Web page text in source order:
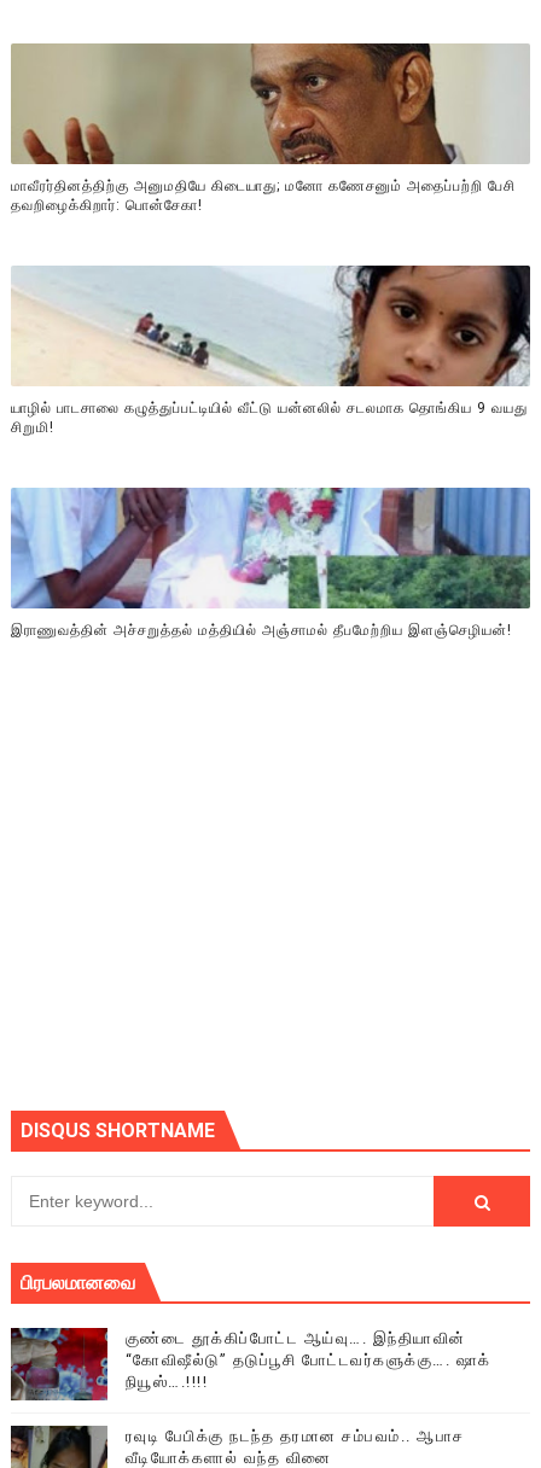
மாவீரர்தினத்திற்கு அனுமதியே கிடையாது; மனோ கணேசனும் அதைப்பற்றி பேசி
தவறிழைக்கிறார்: பொன்சேகா!
யாழில் பாடசாலை கழுத்துப்பட்டியில் வீட்டு யன்னலில் சடலமாக தொங்கிய 9 வயது
சிறுமி!
இராணுவத்தின் அச்சறுத்தல் மத்தியில் அஞ்சாமல் தீபமேற்றிய இளஞ்செழியன்!
DISQUS SHORTNAME
பிரபலமானவை
குண்டை தூக்கிப்போட்ட ஆய்வு…. இந்தியாவின்
“கோவிஷீல்டு” தடுப்பூசி போட்டவர்களுக்கு…. ஷாக்
நியூஸ்….!!!!
ரவுடி பேபிக்கு நடந்த தரமான சம்பவம்.. ஆபாச
வீடியோக்களால் வந்த வினை